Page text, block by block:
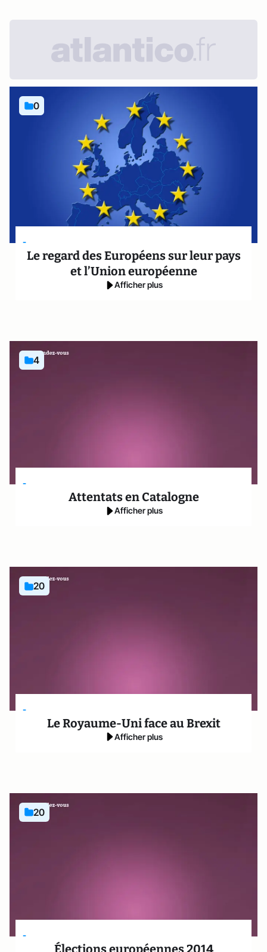
0
-
Le regard des Européens sur leur pays
et l’Union européenne
Afficher plus
4
-
Attentats en Catalogne
Afficher plus
20
-
Le Royaume-Uni face au Brexit
Afficher plus
20
-
Élections européennes 2014